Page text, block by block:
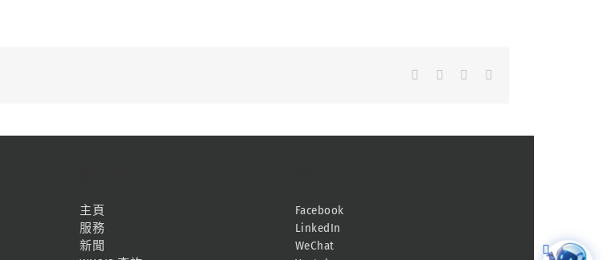
FacebookLinkedInWhatsapp
主頁
服務
新聞
Facebook
LinkedIn
WeChat